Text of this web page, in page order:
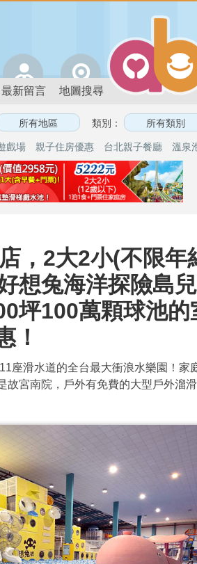
最新留言 地圖搜尋
類別：
戲場 親子住房優惠 台北親子餐廳 溫泉
，2大2小(不限
想兔海洋探險島
坪100萬顆球池
！
座滑水道的全台最大衝浪水樂園！
宮南院，戶外有免費的大型戶外溜